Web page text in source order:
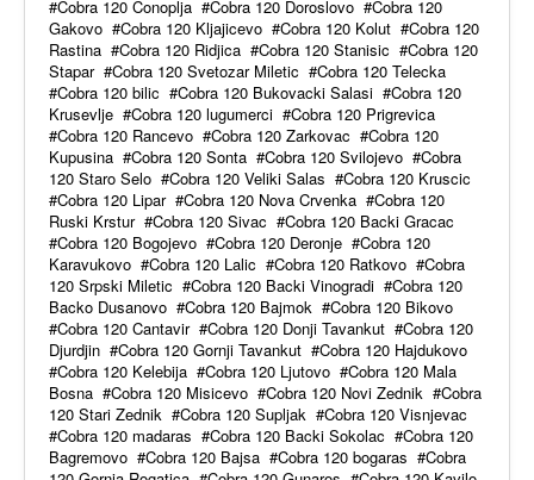
Cobra 120 Conoplja
Cobra 120 Doroslovo
Cobra 120
Gakovo
Cobra 120 Kljajicevo Cobra 120 Kolut
Cobra 120
Rastina
Cobra 120 Ridjica Cobra 120 Stanisic
Cobra 120
Stapar
Cobra 120 Svetozar Miletic
Cobra 120 Telecka
Cobra 120 bilic
Cobra 120 Bukovacki Salasi
Cobra 120
Krusevlje
Cobra 120 lugumerci
Cobra 120 Prigrevica
Cobra 120 Rancevo
Cobra 120 Zarkovac
Cobra 120
Kupusina
Cobra 120 Sonta Cobra 120 Svilojevo
Cobra
120 Staro Selo
Cobra 120 Veliki Salas
Cobra 120 Kruscic
Cobra 120 Lipar
Cobra 120 Nova Crvenka
Cobra 120
Ruski Krstur
Cobra 120 Sivac
Cobra 120 Backi Gracac
Cobra 120 Bogojevo
Cobra 120 Deronje
Cobra 120
Karavukovo
Cobra 120 Lalic Cobra 120 Ratkovo
Cobra
120 Srpski Miletic
Cobra 120 Backi Vinogradi
Cobra 120
Backo Dusanovo
Cobra 120 Bajmok
Cobra 120 Bikovo
Cobra 120 Cantavir
Cobra 120 Donji Tavankut
Cobra 120
Djurdjin
Cobra 120 Gornji Tavankut
Cobra 120 Hajdukovo
Cobra 120 Kelebija
Cobra 120 Ljutovo
Cobra 120 Mala
Bosna
Cobra 120 Misicevo Cobra 120 Novi Zednik
Cobra
120 Stari Zednik
Cobra 120 Supljak
Cobra 120 Visnjevac
Cobra 120 madaras
Cobra 120 Backi Sokolac
Cobra 120
Bagremovo
Cobra 120 Bajsa Cobra 120 bogaras
Cobra